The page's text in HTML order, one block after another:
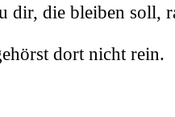
dir, die bleiben soll,
dort nicht rein.